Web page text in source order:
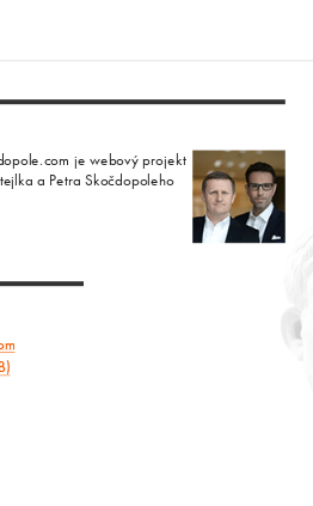
je webový projekt
a Petra Skočdopoleho